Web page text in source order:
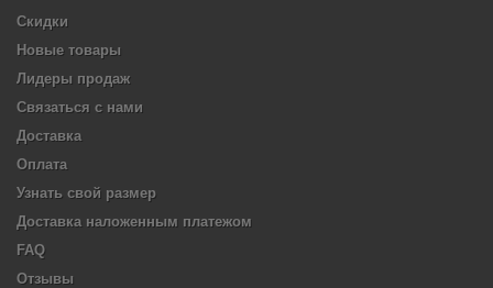
Скидки
Новые товары
Лидеры продаж
Связаться с нами
Доставка
Оплата
Узнать свой размер
Доставка наложенным платежом
FAQ
Отзывы